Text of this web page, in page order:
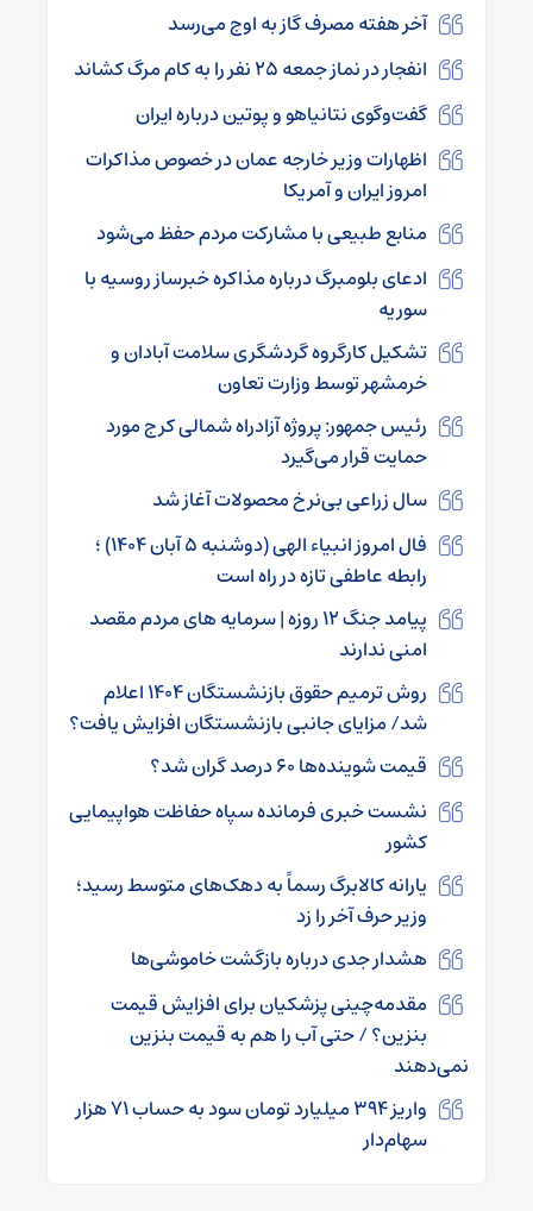
آخر هفته مصرف گاز به اوج می‌رسد
انفجار در نماز جمعه ۲۵ نفر را به کام مرگ کشاند
گفت‌وگوی نتانیاهو و پوتین درباره ایران
اظهارات وزیر خارجه عمان در خصوص مذاکرات
امروز ایران و آمریکا
منابع طبیعی با مشارکت مردم حفظ می‌شود
ادعای بلومبرگ درباره مذاکره خبرساز روسیه با
سوریه
تشکیل کارگروه گردشگری سلامت آبادان و
خرمشهر توسط وزارت تعاون
رئیس جمهور: پروژه آزادراه شمالی کرج مورد
حمایت قرار می‌گیرد
سال زراعی بی‌نرخ محصولات آغاز شد
فال امروز انبیاء الهی (دوشنبه ۵ آبان ۱۴۰۴) ؛
رابطه عاطفی تازه در راه است
پیامد جنگ ۱۲ روزه | سرمایه های مردم مقصد
امنی ندارند
روش ترمیم حقوق بازنشستگان ۱۴۰۴ اعلام
شد/ مزایای جانبی بازنشستگان افزایش یافت؟
قیمت شوینده‌ها ۶۰ درصد گران شد؟
نشست خبری فرمانده سپاه حفاظت هواپیمایی
کشور
یارانه کالابرگ رسماً به دهک‌های متوسط رسید؛
وزیر حرف آخر را زد
هشدار جدی درباره بازگشت خاموشی‌ها
مقدمه‌چینی پزشکیان برای افزایش قیمت
بنزین؟ / حتی آب را هم به قیمت بنزین
نمی‌دهند
واریز ۳۹۴ میلیارد تومان سود به حساب ۷۱ هزار
سهام‌دار